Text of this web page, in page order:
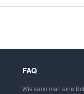
FAQ
Wie kann man eine